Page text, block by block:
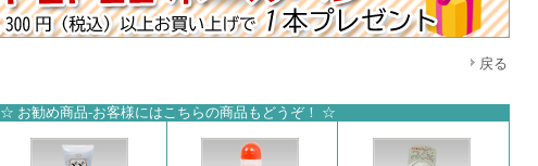
戻る
☆ お勧め商品-お客様にはこちらの商品もどうぞ！ ☆